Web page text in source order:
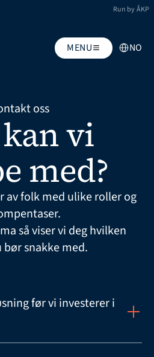
Run by ÅKP
MENU NO
oss
vi
med?
av folk med ulike roller og
så viser vi deg hvilken
bør snakke med.
før vi investerer i